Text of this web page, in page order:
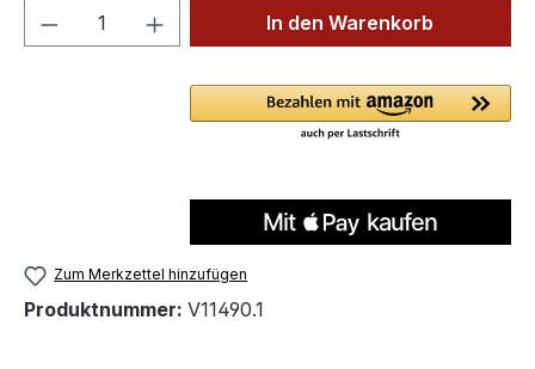
Produkt Anzahl: Gib denIn den Warenkorb
Zum Merkzettel hinzufügen
Produktnummer: V11490.1